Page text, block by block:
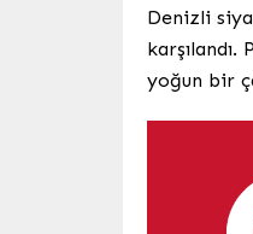
Denizli
yoğun bir